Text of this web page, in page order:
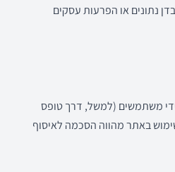
נתונים או הפרעות עסקים
משתמשים (למשל, דרך טופס
באתר מהווה הסכמה לאיסוף